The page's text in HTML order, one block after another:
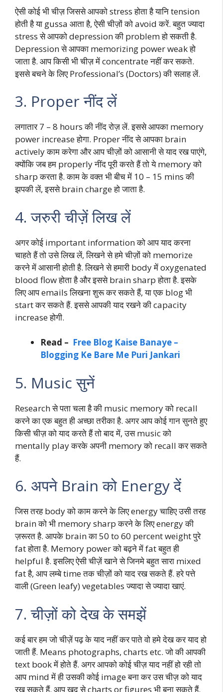
ऐसी कोई भी चीज़ जिससे आपको stress होता है यानि tension
होती है या gussa आता है, ऐसी चीज़ों को avoid करें. बहुत ज्यादा
stress से आपको depression की problem हो सकती है.
Depression से आपका memorizing power weak हो
जाता है. आप किसी भी चीज़ में concentrate नहीं कर सकते.
इससे बचने के लिए Professional’s (Doctors) की सलाह लें.
3. Proper नींद लें
लगातार 7 – 8 hours की नींद रोज़ लें. इससे आपका memory
power increase होगा. Proper नींद से आपका brain
actively काम करेगा और आप चीज़ों को आसानी से याद रख पाएंगे,
क्योंकि जब हम properly नींद पूरी करते हैं तो ये memory को
sharp करता है. काम के वक्त भी बीच में 10 – 15 mins की
झपकी लें, इससे brain charge हो जाता है.
4. जरुरी चीज़ें लिख लें
अगर कोई important information को आप याद करना
चाहते हैं तो उसे लिख लें, लिखने से हमे चीज़ों को memorize
करने में आसानी होती है. लिखने से हमारी body में oxygenated
blood flow होता है और इससे brain sharp होता है. इसके
लिए आप emails लिखना शुरू कर सकते हैं, या एक blog भी
start कर सकते हैं. इससे आपकी याद रखने की capacity
increase होगी.
Read – Free Blog Kaise Banaye –
Blogging Ke Bare Me Puri Jankari
5. Music सुनें
Research से पता चला है की music memory को recall
करने का एक बहुत ही अच्छा तरीका है. अगर आप कोई गान सुनते हुए
किसी चीज़ को याद करते हैं तो बाद में, उस music को
mentally play करके अपनी memory को recall कर सकते
हैं.
6. अपने Brain को Energy दें
जिस तरह body को काम करने के लिए energy चाहिए उसी तरह
brain को भी memory sharp करने के लिए energy की
ज़रूरत है. आपके brain का 50 to 60 percent weight पुरे
fat होता है. Memory power को बढ़ने में fat बहुत ही
helpful है. इसलिए ऐसी चीज़ें खाने से जिनमे बहुत सारा mixed
fat है, आप लम्बे time तक चीज़ों को याद रख सकते हैं. हरे पत्ते
वाली (Green leafy) vegetables ज्यादा से ज्यादा खाएं.
7. चीज़ों को देख के समझें
कई बार हम जो चीज़ें पढ़ के याद नहीं कर पाते वो हमे देख कर याद हो
जाती हैं. Means photographs, charts etc. जो की आपकी
text book में होते हैं. अगर आपको कोई चीज़ याद नहीं हो रही तो
आप mind में ही उसकी कोई image बना कर उस चीज़ को याद
रख सकते हैं. आप खुद से charts or figures भी बना सकते हैं.